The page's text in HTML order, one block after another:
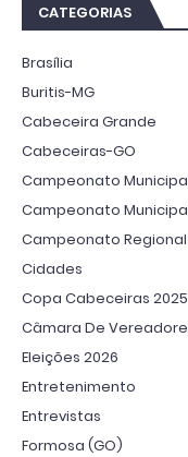
CATEGORIAS
Brasília
Buritis-MG
Cabeceira Grande
Cabeceiras-GO
Campeonato
Campeonato
Campeonato Regional
Cidades
Copa Cabeceiras 2025
Câmara De
Eleições 2026
Entretenimento
Entrevistas
Formosa (GO)